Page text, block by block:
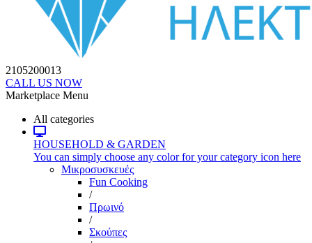
2105200013
CALL US NOW
Marketplace Menu
All categories
HOUSEHOLD & GARDEN
You can simply choose any color for your category icon here
Μικροσυσκευές
Fun Cooking
/
Πρωινό
/
Σκούπες